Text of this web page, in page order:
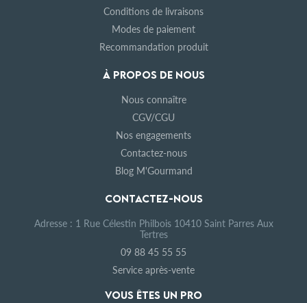
Conditions de livraisons
Modes de paiement
Recommandation produit
À PROPOS DE NOUS
Nous connaître
CGV/CGU
Nos engagements
Contactez-nous
Blog M'Gourmand
CONTACTEZ-NOUS
Adresse : 1 Rue Célestin Philbois 10410 Saint Parres Aux
Tertres
09 88 45 55 55
Service après-vente
VOUS ÊTES UN PRO